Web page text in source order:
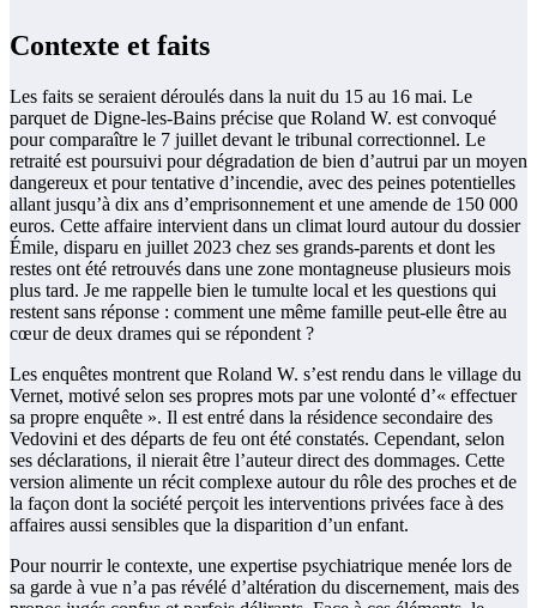
Contexte et faits
Les faits se seraient déroulés dans la nuit du 15 au 16 mai. Le
parquet de Digne-les-Bains précise que Roland W. est convoqué
pour comparaître le 7 juillet devant le tribunal correctionnel. Le
retraité est poursuivi pour dégradation de bien d’autrui par un moyen
dangereux et pour tentative d’incendie, avec des peines potentielles
allant jusqu’à dix ans d’emprisonnement et une amende de 150 000
euros. Cette affaire intervient dans un climat lourd autour du dossier
Émile, disparu en juillet 2023 chez ses grands-parents et dont les
restes ont été retrouvés dans une zone montagneuse plusieurs mois
plus tard. Je me rappelle bien le tumulte local et les questions qui
restent sans réponse : comment une même famille peut-elle être au
cœur de deux drames qui se répondent ?
Les enquêtes montrent que Roland W. s’est rendu dans le village du
Vernet, motivé selon ses propres mots par une volonté d’« effectuer
sa propre enquête ». Il est entré dans la résidence secondaire des
Vedovini et des départs de feu ont été constatés. Cependant, selon
ses déclarations, il nierait être l’auteur direct des dommages. Cette
version alimente un récit complexe autour du rôle des proches et de
la façon dont la société perçoit les interventions privées face à des
affaires aussi sensibles que la disparition d’un enfant.
Pour nourrir le contexte, une expertise psychiatrique menée lors de
sa garde à vue n’a pas révélé d’altération du discernement, mais des